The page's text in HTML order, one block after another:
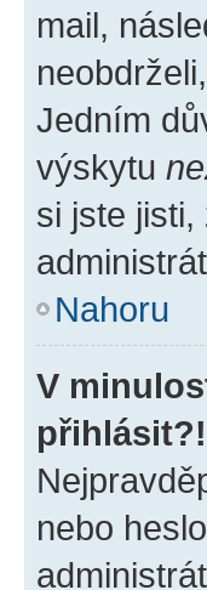
mail,
Jedním
výskytu
si jste
Nahoru
V
přihlásit?!
nebo